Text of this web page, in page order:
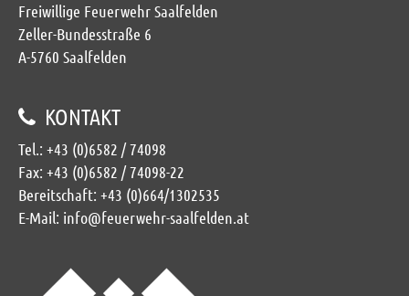
Freiwillige Feuerwehr Saalfelden
Zeller-Bundesstraße 6
A-5760 Saalfelden
KONTAKT
Tel.: +43 (0)6582 / 74098
Fax: +43 (0)6582 / 74098-22
Bereitschaft: +43 (0)664/1302535
E-Mail: info@feuerwehr-saalfelden.at